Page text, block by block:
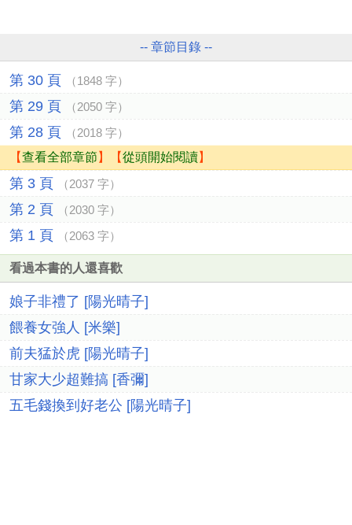
-- 章節目錄 --
第 30 頁 （1848 字）
第 29 頁 （2050 字）
第 28 頁 （2018 字）
【查看全部章節 】【從頭開始閱讀】
第 3 頁 （2037 字）
第 2 頁 （2030 字）
第 1 頁 （2063 字）
看過本書的人還喜歡
娘子非禮了 [陽光晴子]
餵養女強人 [米樂]
前夫猛於虎 [陽光晴子]
甘家大少超難搞 [香彌]
五毛錢換到好老公 [陽光晴子]